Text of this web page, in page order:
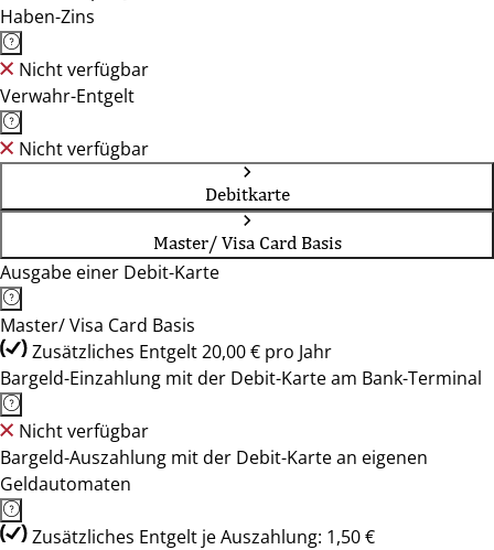
Haben-Zins
Nicht verfügbar
Verwahr-Entgelt
Nicht verfügbar
Debitkarte
Master/ Visa Card Basis
Ausgabe einer Debit-Karte
Master/ Visa Card Basis
Zusätzliches Entgelt 20,00 € pro Jahr
Bargeld-Einzahlung mit der Debit-Karte am Bank-Terminal
Nicht verfügbar
Bargeld-Auszahlung mit der Debit-Karte an eigenen
Geldautomaten
Zusätzliches Entgelt je Auszahlung: 1,50 €